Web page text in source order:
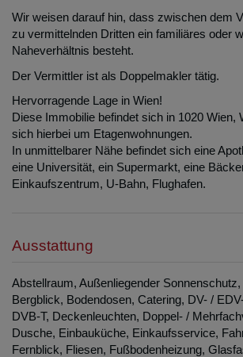
Wir weisen darauf hin, dass zwischen dem
zu vermittelnden Dritten ein familiäres oder
Naheverhältnis besteht.
Der Vermittler ist als Doppelmakler tätig.
Hervorragende Lage in Wien!
Diese Immobilie befindet sich in 1020 Wien,
sich hierbei um Etagenwohnungen.
In unmittelbarer Nähe befindet sich eine
eine Universität, ein Supermarkt, eine
Einkaufszentrum, U-Bahn, Flughafen.
Ausstattung
Abstellraum Außenliegender Sonnenschutz
Bergblick Bodendosen Catering DV- /
DVB-T Deckenleuchten Doppel- /
Dusche Einbauküche Einkaufsservice
Fernblick Fliesen Fußbodenheizung